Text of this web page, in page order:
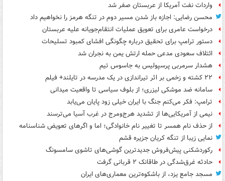
واردات نفت آمریکا از عربستان صفر شد
محسن رضایی: اجازه باز شدن مسیر دوم در تنگه هرمز را نخواهیم داد
درخواست عامری برای تعویق عملیات انتقام‌جویانه علیه عربستان
دستور ترامپ برای تحقیق درباره چگونگی افشای کمبود تسلیحات
ائتلاف سعودی مدعی حمله ارتش یمن به نجران شد
هشدار سرمربی پرسپولیس به جاسوس تیم
۲۲ کشته و زخمی بر اثر تیراندازی در یک مدرسه در تایلند+ فیلم
سامانه ضد موشکی لیزری؛ از بلوف سیاسی تا واقعیت میدانی
ترامپ: فکر می‌کنم جنگ با ایران خیلی زود پایان می‌یابد
نیمی از آمریکایی‌ها از تشدید هرج‌ومرج در غرب آسیا می‌ترسند
از حذف نام همسر تا تغییر نام خانوادگی؛ اما و اگرهای تعویض شناسنامه
نمایی زیبا از تنگه کریان جزیره قشم
رکوردشکنی پیش‌فروش جدیدترین گوشی‌های تاشوی سامسونگ
حادثه غرق‌شدگی در طاقانک ۲ قربانی گرفت
مسجد جامع یزد، از باشکوه‌ترین معماری‌های ایران